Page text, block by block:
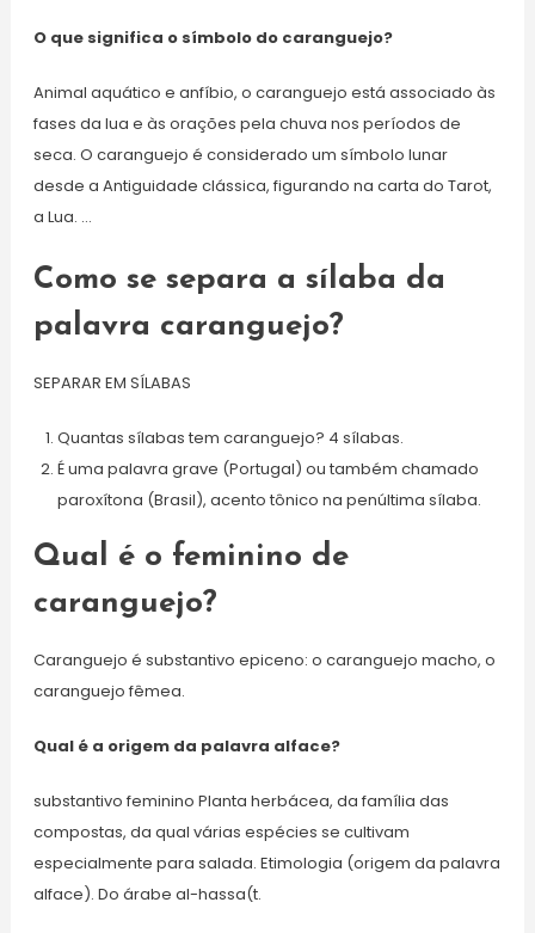
O que significa o símbolo do caranguejo?
Animal aquático e anfíbio, o caranguejo está associado às
fases da lua e às orações pela chuva nos períodos de
seca. O caranguejo é considerado um símbolo lunar
desde a Antiguidade clássica, figurando na carta do Tarot,
a Lua. …
Como se separa a sílaba da
palavra caranguejo?
SEPARAR EM SÍLABAS
Quantas sílabas tem caranguejo? 4 sílabas.
É uma palavra grave (Portugal) ou também chamado
paroxítona (Brasil), acento tônico na penúltima sílaba.
Qual é o feminino de
caranguejo?
Caranguejo é substantivo epiceno: o caranguejo macho, o
caranguejo fêmea.
Qual é a origem da palavra alface?
substantivo feminino Planta herbácea, da família das
compostas, da qual várias espécies se cultivam
especialmente para salada. Etimologia (origem da palavra
alface). Do árabe al-hassa(t.